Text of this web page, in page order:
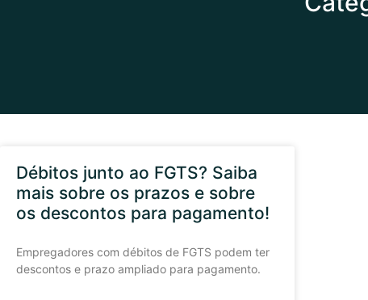
Débitos junto ao FGTS? Saiba
mais sobre os prazos e sobre
os descontos para pagamento!
Empregadores com débitos de FGTS podem ter
descontos e prazo ampliado para pagamento.